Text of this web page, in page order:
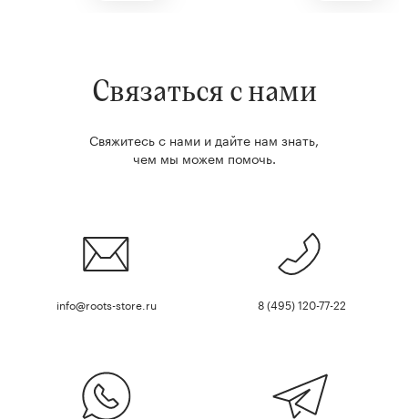
Связаться с нами
Свяжитесь с нами и дайте нам знать,
чем мы можем помочь.
info@roots-store.ru 8 (495) 120-77-22